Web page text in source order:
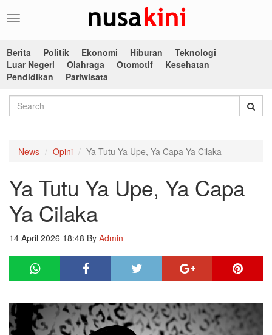
Toggle
Berita
Politik Ekonomi Hiburan
Teknologi
Luar Negeri
Olahraga Otomotif
Kesehatan
Pendidikan
Pariwisata
News Opini Ya Tutu Ya Upe, Ya Capa Ya Cilaka
Ya Tutu Ya Upe, Ya Capa
Ya Cilaka
14 April 2026 18:48 By Admin